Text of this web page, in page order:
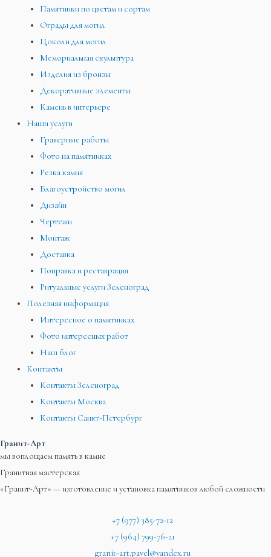
Памятники по цветам и сортам
Ограды для могил
Цоколи для могил
Мемориальная скульптура
Изделия из бронзы
Декоративные элементы
Камень в интерьере
Наши услуги
Граверные работы
Фото на памятниках
Резка камня
Благоустройство могил
Дизайн
Чертежи
Монтаж
Доставка
Поправка и реставрация
Ритуальные услуги Зеленоград
Полезная информация
Интересное о памятниках
Фото интересных работ
Наш блог
Контакты
Контакты Зеленоград
Контакты Москва
Контакты Санкт-Петербург
Гранит-Арт
мы воплощаем память в камне
Гранитная мастерская
«Гранит-Арт» — изготовление и установка памятников любой сложности
+7 (977) 385-72-12
+7 (964) 799-76-21
granit-art.pavel@yandex.ru